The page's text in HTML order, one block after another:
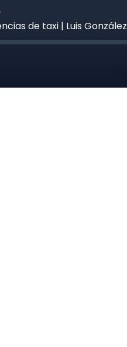
de taxi | Luis González